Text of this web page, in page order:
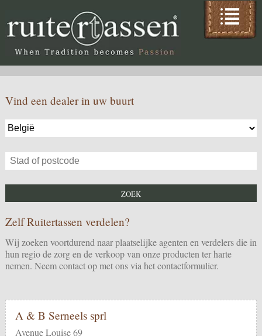
Vind een dealer in uw buurt
Zelf Ruitertassen verdelen?
Wij zoeken voortdurend naar plaatselijke agenten en verdelers die in
hun regio de zorg en de verkoop van onze producten ter harte
nemen. Neem contact op met ons via hetcontactformulier.
A & B Serneels sprl
Avenue Louise 69